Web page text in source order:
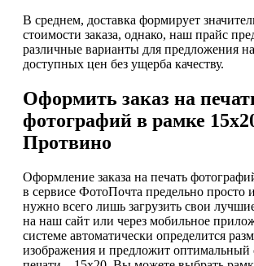
В среднем, доставка формирует
стоимости заказа, однако, наш прайс
различные варианты для предложения
доступных цен без ущерба качеству.
Оформить заказ на
фотографий в рамке
Протвино
Оформление заказа на печать
в сервисе ФотоПочта предельно просто
нужно всего лишь загрузить свои
на наш сайт или через мобильное
системе автоматически определится
изображения и предложит оптимальный